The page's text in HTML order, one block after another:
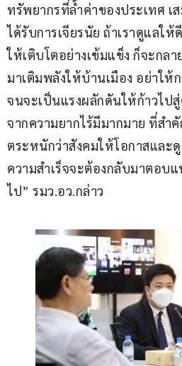
ทรัพยากรที่ล้ำค่าของประเทศ เ
ได้รับการเจียรนัย ถ้าเราดูแลให้
ให้เติบโตอย่างเข้มแข็ง ก็จะกล
มาเติมพลังให้บ้านเมือง อย่าให้
จนจะเป็นแรงผลักดันให้ก้าวไปสู่
จากความยากไร้มีมากมาย ที่สำ
ตระหนักว่าสังคมให้โอกาสและ
ความสำเร็จจะต้องกลับมาตอบ
ไป” รมว.อว.กล่าว